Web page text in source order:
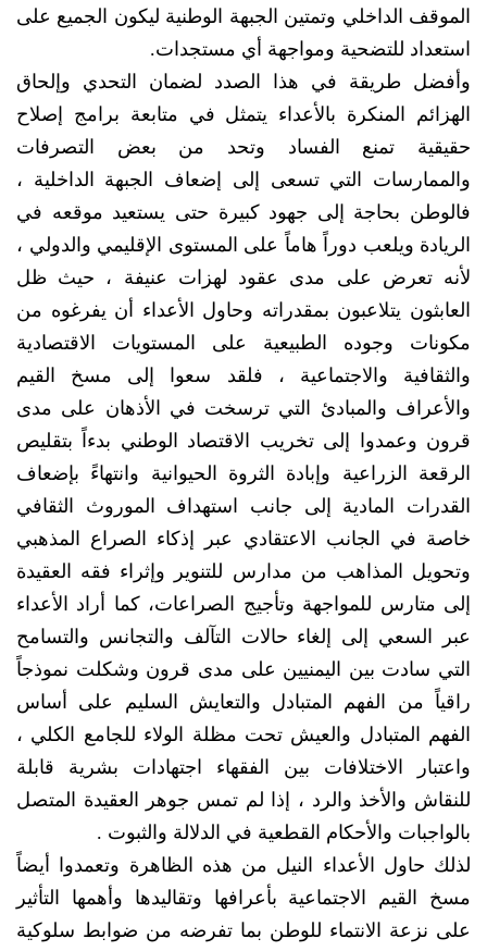
الموقف الداخلي وتمتين الجبهة الوطنية ليكون الجميع على
استعداد للتضحية ومواجهة أي مستجدات.
وأفضل طريقة في هذا الصدد لضمان التحدي وإلحاق
الهزائم المنكرة بالأعداء يتمثل في متابعة برامج إصلاح
حقيقية تمنع الفساد وتحد من بعض التصرفات
والممارسات التي تسعى إلى إضعاف الجبهة الداخلية ،
فالوطن بحاجة إلى جهود كبيرة حتى يستعيد موقعه في
الريادة ويلعب دوراً هاماً على المستوى الإقليمي والدولي ،
لأنه تعرض على مدى عقود لهزات عنيفة ، حيث ظل
العابثون يتلاعبون بمقدراته وحاول الأعداء أن يفرغوه من
مكونات وجوده الطبيعية على المستويات الاقتصادية
والثقافية والاجتماعية ، فلقد سعوا إلى مسخ القيم
والأعراف والمبادئ التي ترسخت في الأذهان على مدى
قرون وعمدوا إلى تخريب الاقتصاد الوطني بدءاً بتقليص
الرقعة الزراعية وإبادة الثروة الحيوانية وانتهاءً بإضعاف
القدرات المادية إلى جانب استهداف الموروث الثقافي
خاصة في الجانب الاعتقادي عبر إذكاء الصراع المذهبي
وتحويل المذاهب من مدارس للتنوير وإثراء فقه العقيدة
إلى متارس للمواجهة وتأجيج الصراعات، كما أراد الأعداء
عبر السعي إلى إلغاء حالات التآلف والتجانس والتسامح
التي سادت بين اليمنيين على مدى قرون وشكلت نموذجاً
راقياً من الفهم المتبادل والتعايش السليم على أساس
الفهم المتبادل والعيش تحت مظلة الولاء للجامع الكلي ،
واعتبار الاختلافات بين الفقهاء اجتهادات بشرية قابلة
للنقاش والأخذ والرد ، إذا لم تمس جوهر العقيدة المتصل
بالواجبات والأحكام القطعية في الدلالة والثبوت .
لذلك حاول الأعداء النيل من هذه الظاهرة وتعمدوا أيضاً
مسخ القيم الاجتماعية بأعرافها وتقاليدها وأهمها التأثير
على نزعة الانتماء للوطن بما تفرضه من ضوابط سلوكية